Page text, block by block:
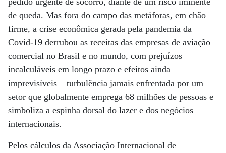
de queda. Mas fora do campo das metáforas, em chão
firme, a crise econômica gerada pela pandemia da
Covid-19 derrubou as receitas das empresas de aviação
comercial no Brasil e no mundo, com prejuízos
incalculáveis em longo prazo e efeitos ainda
imprevisíveis – turbulência jamais enfrentada por um
setor que globalmente emprega 68 milhões de pessoas e
simboliza a espinha dorsal do lazer e dos negócios
internacionais.
Pelos cálculos da Associação Internacional de